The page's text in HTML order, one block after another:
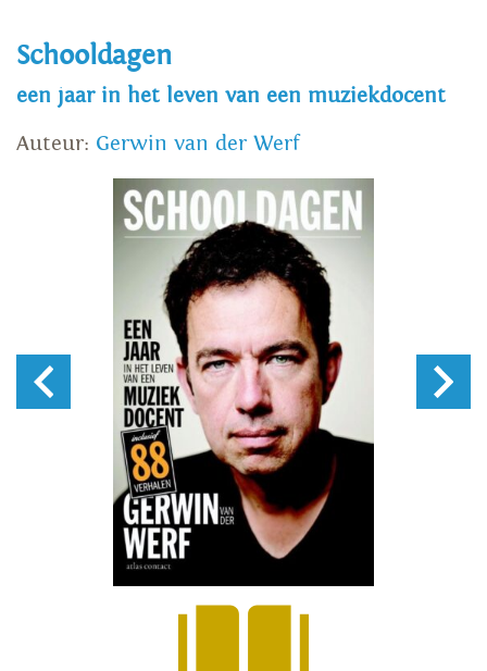
Schooldagen
een jaar in het leven van een muziekdocent
Auteur: Gerwin van der Werf